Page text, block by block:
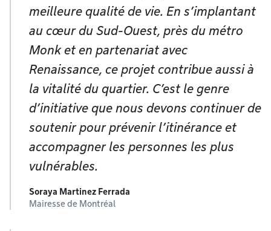
meilleure qualité de vie. En s’implantant
au cœur du Sud-Ouest, près du métro
Monk et en partenariat avec
Renaissance, ce projet contribue aussi à
la vitalité du quartier. C’est le genre
d’initiative que nous devons continuer de
soutenir pour prévenir l’itinérance et
accompagner les personnes les plus
vulnérables.
Soraya Martinez Ferrada
Mairesse de Montréal